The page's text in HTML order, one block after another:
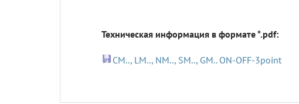
Техническая информация в формате *.pdf:
CM.., LM.., NM.., SM.., GM.. ON-OFF-3point